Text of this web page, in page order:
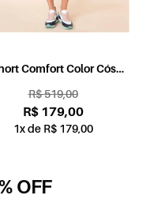
Comfort Color Cós
R$ 519,00
R$ 179,00
1x de R$ 179,00
OFF